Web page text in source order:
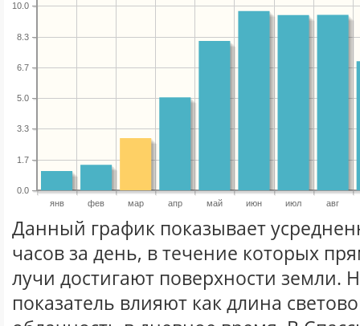
янв фев мар апр май июн июл авг
0.0
1.7
3.3
5.0
6.7
8.3
10.0
Данный график показывает
часов за день, в течение которых
лучи достигают поверхности земли.
показатель влияют как длина